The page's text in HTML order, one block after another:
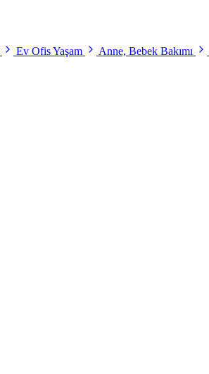
Ev Ofis Yaşam Anne, Bebek Bakımı